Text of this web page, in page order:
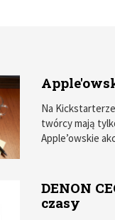
Na
twórcy mają
Apple’owskie
DENON
czasy